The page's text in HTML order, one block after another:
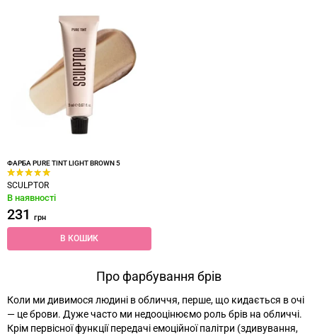
ФАРБА PURE TINT LIGHT BROWN 5
SCULPTOR
В наявності
231 грн
В КОШИК
Про фарбування брів
Коли ми дивимося людині в обличчя, перше, що кидається в очі
— це брови. Дуже часто ми недооцінюємо роль брів на обличчі.
Крім первісної функції передачі емоційної палітри (здивування,